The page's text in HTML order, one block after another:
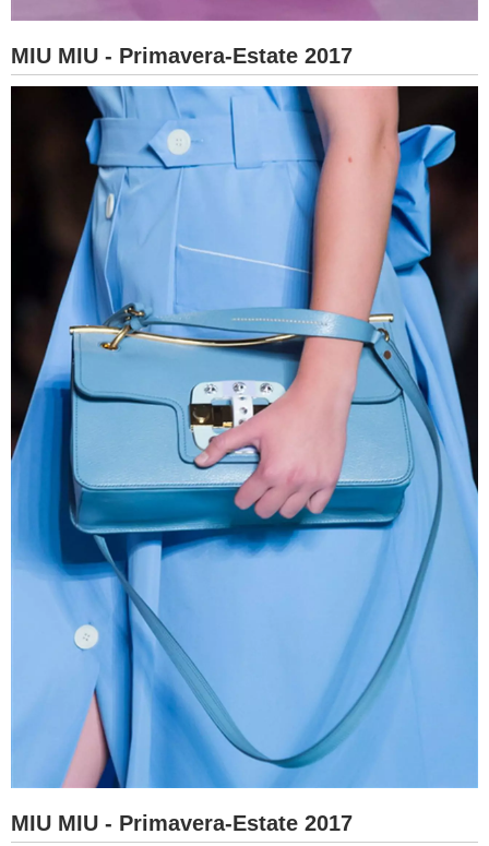
MIU MIU - Primavera-Estate 2017
MIU MIU - Primavera-Estate 2017